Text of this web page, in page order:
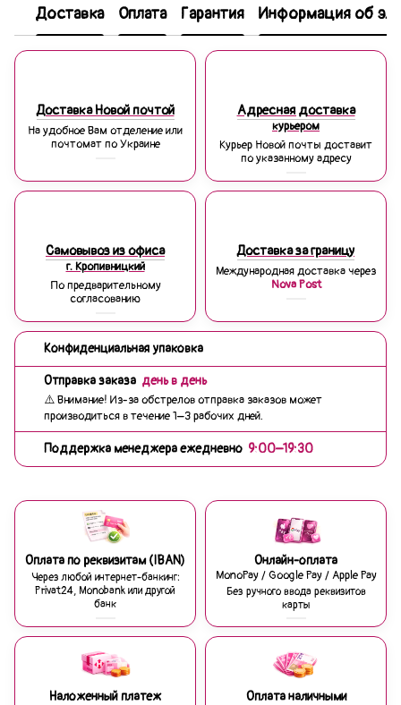
Доставка Оплата Гарантия Информация об
Доставка Новой почтой
На удобное Вам отделение или
почтомат по Украине
Адресная доставка
курьером
Курьер Новой почты доставит
по указанному адресу
Самовывоз из офиса
г. Кропивницкий
По предварительному
согласованию
Доставка за границу
Международная доставка через
Nova Post
Конфиденциальная упаковка
Отправка заказа день в день
⚠️ Внимание! Из-за обстрелов отправка заказов может
производиться в течение 1–3 рабочих дней.
Поддержка менеджера ежедневно 9:00–19:30
Оплата по реквизитам (IBAN)
Через любой интернет-банкинг:
Privat24, Monobank или другой
банк
Онлайн-оплата
MonoPay / Google Pay / Apple Pay
Без ручного ввода реквизитов
карты
Наложенный платеж Оплата наличными